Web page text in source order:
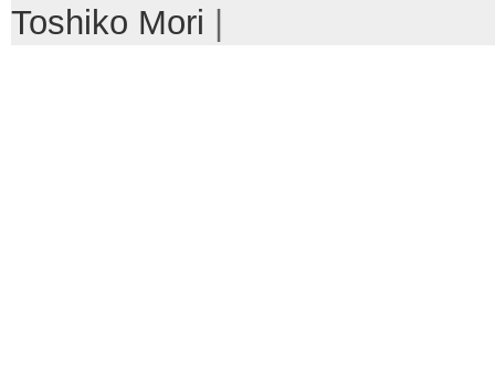
Toshiko Mori